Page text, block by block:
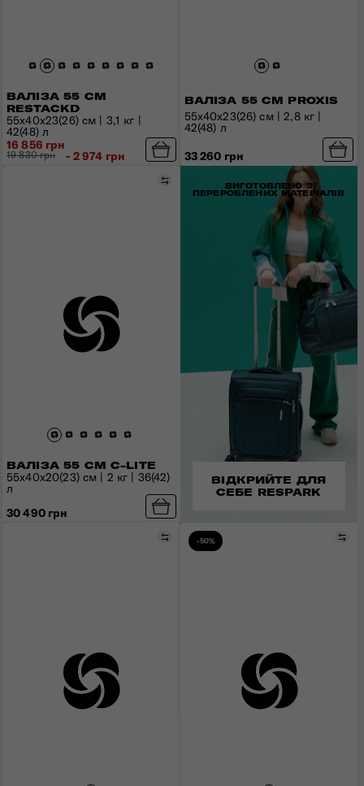
ВАЛІЗА 55 СМ
RESTACKD
55x40x23(26) см | 3,1 кг |
42(48) л
16 856 грн
19 830 грн - 2 974 грн
ВАЛІЗА 55 СМ PROXIS
55x40x23(26) см | 2,8 кг |
42(48) л
33 260 грн
ВАЛІЗА 55 СМ C-LITE
Порівняти
55x40x20(23) см | 2 кг | 36(42)
л
30 490 грн
Порівняти
-50%
ВИГОТОВЛЕНО З
ПЕРЕРОБЛЕНИХ МАТЕРІАЛІВ
ВІДКРИЙТЕ ДЛЯ
СЕБЕ RESPARK